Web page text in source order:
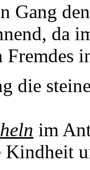
Gang
da
Fremdes
die
im
Kindheit